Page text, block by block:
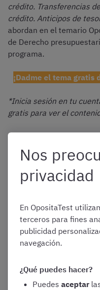
crédito. Transferencias
crédito. Anticipos de
abordan en el temario
de Derecho
programa.
¡Dadme el tema
*Inicia sesión en tu
gratis para ver el
Otros
Administrativo
Como ya os hemos
temario, sino que
beneficios incluidos en
Acceso completo y
OpositaTest de
Nos
privacidad
En OpositaTest
terceros para fines
publicidad
navegación.
¿Qué puedes hacer?
Puedes aceptar